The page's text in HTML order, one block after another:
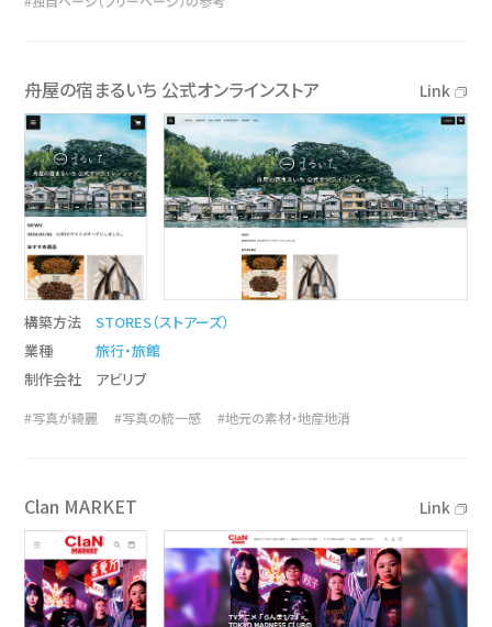
舟屋の宿まるいち 公式オンラインストア Link
構築方法
STORES（ストアーズ）
業種
旅行・旅館
制作会社
アビリブ
#写真が綺麗 #写真の統一感 #地元の素材・地産地消
Clan MARKET Link